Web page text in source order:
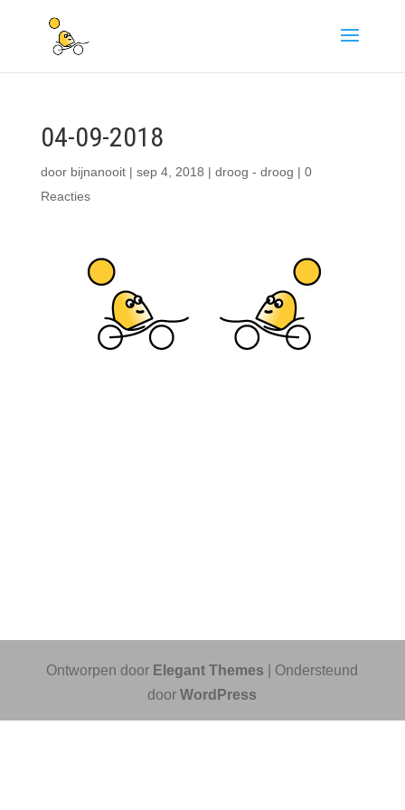
04-09-2018
door bijnanooit| sep 4, 2018 | droog - droog | 0
Reacties
Ontworpen door Elegant Themes | Ondersteund
doorWordPress